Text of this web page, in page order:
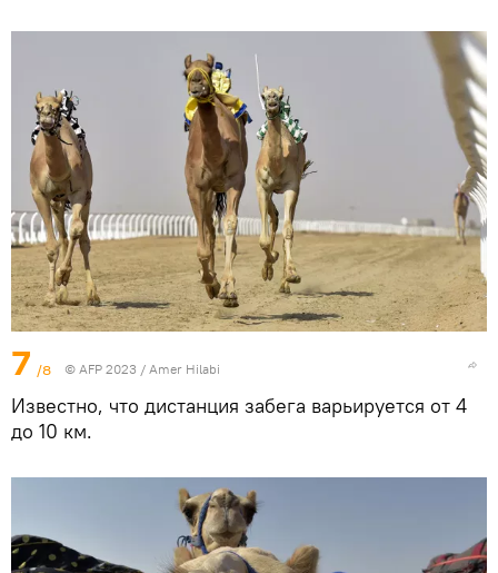
7 /8 © AFP 2023 / Amer Hilabi
Известно, что дистанция забега варьируется от 4
до 10 км.